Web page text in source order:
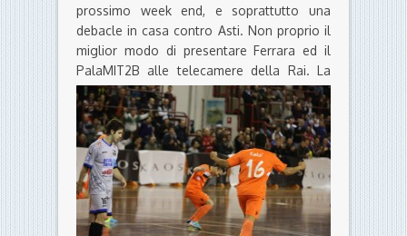
prossimo week end, e soprattutto una
debacle in casa contro Asti. Non proprio il
miglior modo di presentare Ferrara ed il
PalaMIT2B alle telecamere della Rai. La